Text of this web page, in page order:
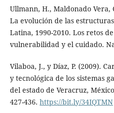
Ullmann, H., Maldonado Vera,
La evolución de las
Latina, 1990-2010. Los retos
vulnerabilidad y el cuidado.
Vilaboa, J., y Díaz, P. (2009).
y tecnológica de los sistemas
del estado de Veracruz,
427-436. https://bit.ly/34IQTMN